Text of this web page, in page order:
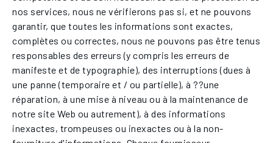
nos services, nous ne vérifierons pas si, et ne pouvons
garantir, que toutes les informations sont exactes,
complètes ou correctes, nous ne pouvons pas être tenus
responsables des erreurs (y compris les erreurs de
manifeste et de typographie), des interruptions (dues à
une panne (temporaire et / ou partielle), à ??une
réparation, à une mise à niveau ou à la maintenance de
notre site Web ou autrement), à des informations
inexactes, trompeuses ou inexactes ou à la non-